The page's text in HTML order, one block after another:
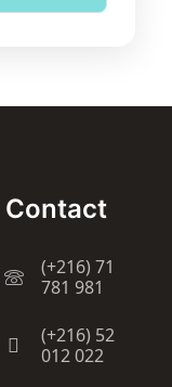
Contact
(+216) 71
781 981
(+216) 52
012 022